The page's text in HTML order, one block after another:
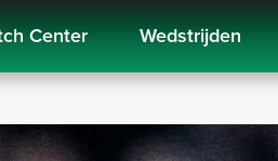
Center Wedstrijden